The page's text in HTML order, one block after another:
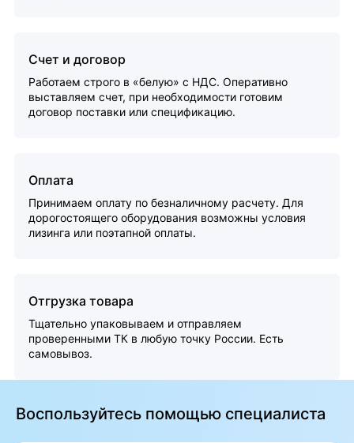
Счет и договор
Работаем строго в «белую» с НДС. Оперативно
выставляем счет, при необходимости готовим
договор поставки или спецификацию.
Оплата
Принимаем оплату по безналичному расчету. Для
дорогостоящего оборудования возможны условия
лизинга или поэтапной оплаты.
Отгрузка товара
Тщательно упаковываем и отправляем
проверенными ТК в любую точку России. Есть
самовывоз.
Воспользуйтесь помощью специалиста